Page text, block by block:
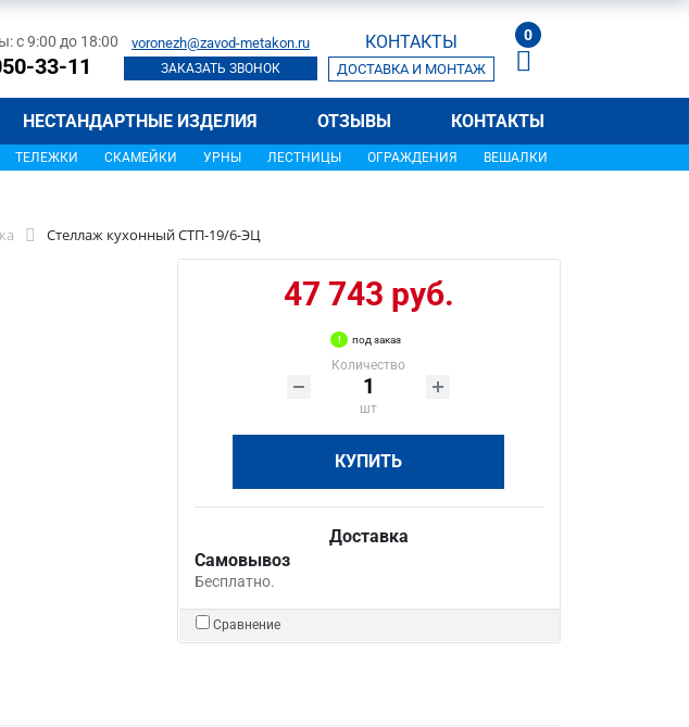
с 9:00 до 18:00
33-11
voronezh@zavod-metakon.ru
ЗАКАЗАТЬ ЗВОНОК
КОНТАКТЫ
ДОСТАВКА И МОНТАЖ
0
НЕСТАНДАРТНЫЕ ИЗДЕЛИЯ ОТЗЫВЫ КОНТАКТЫ
ТЕЛЕЖКИ СКАМЕЙКИ УРНЫ ЛЕСТНИЦЫ ОГРАЖДЕНИЯ ВЕШАЛКИ
Стеллаж кухонный СТП-19/6-ЭЦ
47 743 руб.
под заказ
Количество
шт
КУПИТЬ
Доставка
Самовывоз
Бесплатно.
Сравнение